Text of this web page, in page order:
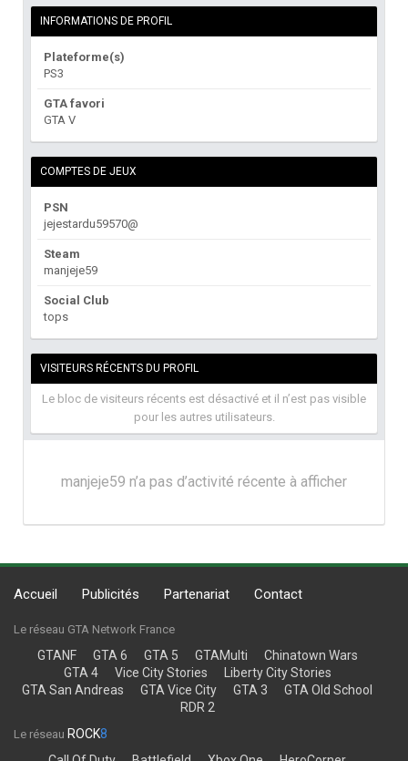
INFORMATIONS DE PROFIL
Plateforme(s)
PS3
GTA favori
GTA V
COMPTES DE JEUX
PSN
jejestardu59570@
Steam
manjeje59
Social Club
tops
VISITEURS RÉCENTS DU PROFIL
Le bloc de visiteurs récents est désactivé et il n’est pas visible
pour les autres utilisateurs.
manjeje59 n’a pas d’activité récente à afficher
Accueil Publicités Partenariat Contact
Le réseau GTA Network France
GTANF GTA 6 GTA 5 GTAMulti
Chinatown Wars
GTA 4
Vice City Stories
Liberty City Stories
GTA San Andreas
GTA Vice City GTA 3
GTA Old School
RDR 2
Le réseau ROCK8